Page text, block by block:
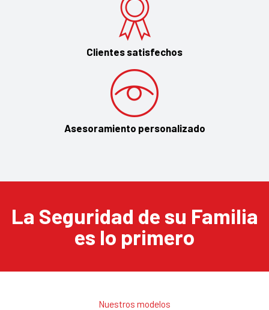
Clientes satisfechos
Asesoramiento personalizado
La Seguridad de su Familia
es lo primero
Nuestros modelos